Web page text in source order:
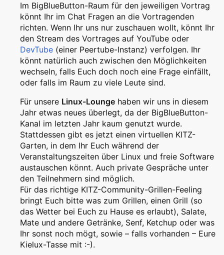
Im BigBlueButton-Raum für den jeweiligen Vortrag
könnt Ihr im Chat Fragen an die Vortragenden
richten. Wenn Ihr uns nur zuschauen wollt, könnt Ihr
den Stream des Vortrages auf YouTube oder
DevTube (einer Peertube-Instanz) verfolgen. Ihr
könnt natürlich auch zwischen den Möglichkeiten
wechseln, falls Euch doch noch eine Frage einfällt,
oder falls im Raum zu viele Leute sind.
Für unsere Linux-Lounge haben wir uns in diesem
Jahr etwas neues überlegt, da der BigBlueButton-
Kanal im letzten Jahr kaum genutzt wurde.
Stattdessen gibt es jetzt einen virtuellen KITZ-
Garten, in dem Ihr Euch während der
Veranstaltungszeiten über Linux und freie Software
austauschen könnt. Auch private Gespräche unter
den Teilnehmern sind möglich.
Für das richtige KITZ-Community-Grillen-Feeling
bringt Euch bitte was zum Grillen, einen Grill (so
das Wetter bei Euch zu Hause es erlaubt), Salate,
Mate und andere Getränke, Senf, Ketchup oder was
Ihr sonst noch mögt, sowie – falls vorhanden – Eure
Kielux-Tasse mit :-).